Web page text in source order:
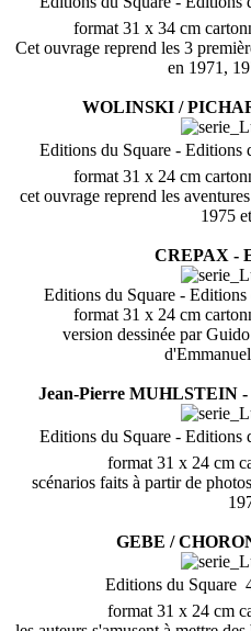
format 31 x 34 cm
Cet ouvrage reprend les 3
en 1971,
WOLINSKI /
Editions du Square - Editions
format 31 x 24 cm
cet ouvrage reprend les
1975
CREPAX -
Editions du Square -
format 31 x 24 cm
version dessinée par
Jean-Pierre MUHLSTEIN -
Editions du Square - Editions
format 31 x 24 cm
scénarios faits à partir de
GEBE /
Editions du Square 
format 31 x 24 cm